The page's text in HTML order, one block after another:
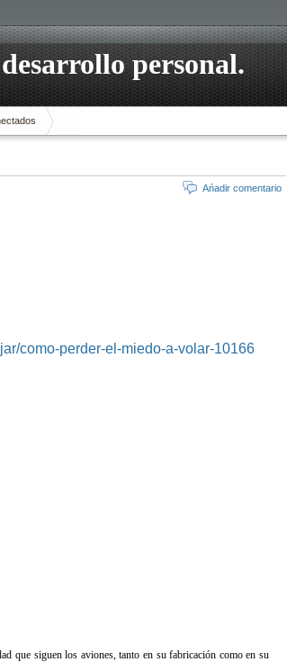
personal.
Ańadir comentario
como-perder-el-miedo-a-volar-10166
que siguen los aviones, tanto en su fabricación como en su